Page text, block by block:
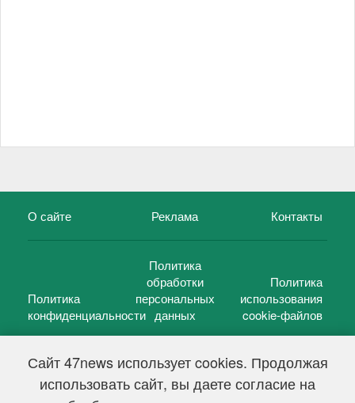
Сайт 47news использует cookies. Продолжая
использовать сайт, вы даете согласие на
О сайте Реклама Контакты
Политика
конфиденциальности
Политика
обработки
персональных
данных
Политика
использования
cookie-файлов
47 новостей (47 news)2005 — 2026 г.